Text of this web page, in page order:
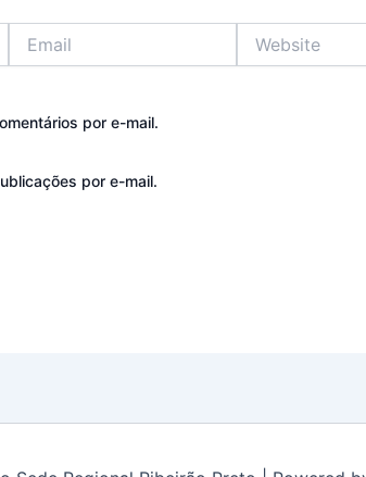
por e-mail.
por e-mail.